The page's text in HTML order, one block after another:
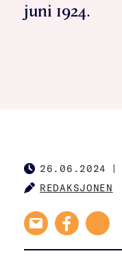
juni 1924.
PUBLISHED
26.06.2024
AUTHOR
REDAKSJONEN